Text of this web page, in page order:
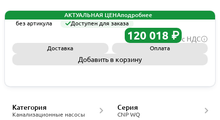
АКТУАЛЬНАЯ ЦЕНАподробнее
без артикула
Доступен для заказа
120 018 ₽ с НДС
Доставка Оплата
Добавить в корзину
Канализационные насосы
Категория
CNP WQ
Серия